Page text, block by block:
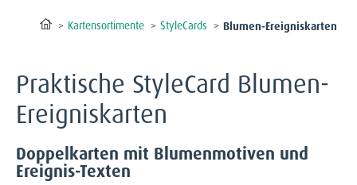
Kartensortimente StyleCards Blumen-Ereigniskarten
Praktische StyleCard Blumen-
Ereigniskarten
Doppelkarten mit Blumenmotiven und
Ereignis-Texten